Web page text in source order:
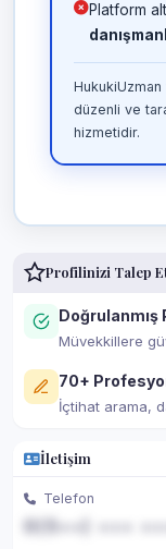
Platform
düzenli ve
hizmetidir.
Profilinizi Talep
Doğrulanmış
Müvekkillere
70+
İçtihat arama,
İletişim
Telefon